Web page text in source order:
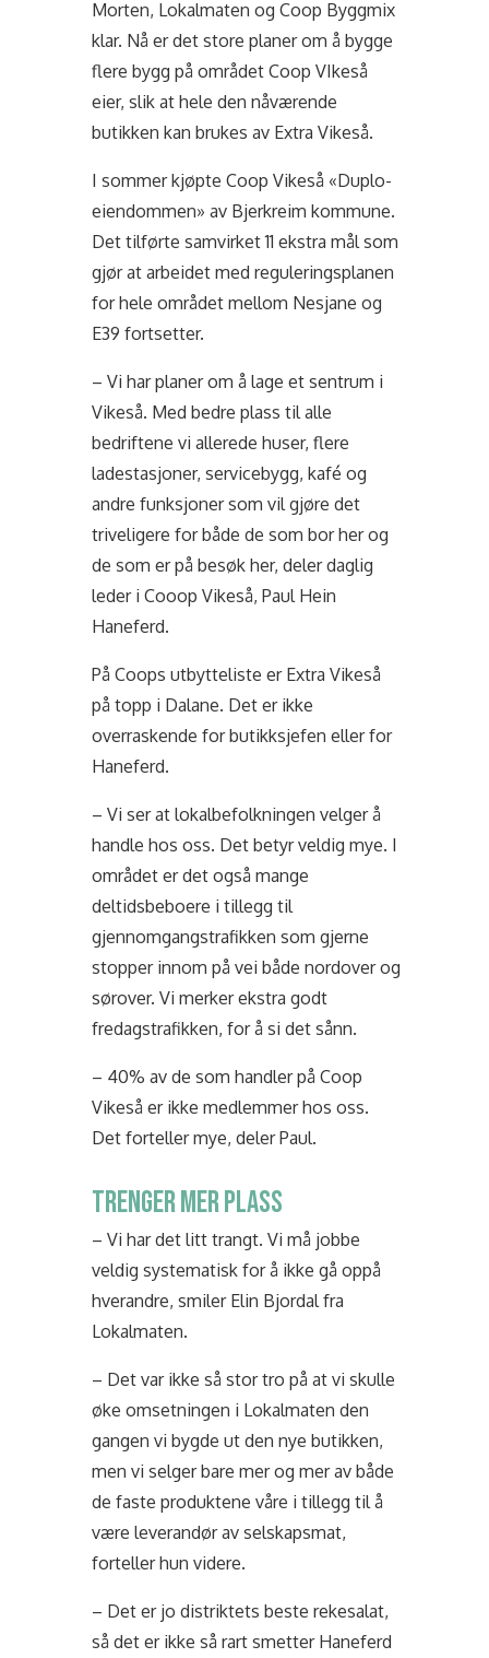
Morten, Lokalmaten og Coop Byggmix
klar. Nå er det store planer om å bygge
flere bygg på området Coop VIkeså
eier, slik at hele den nåværende
butikken kan brukes av Extra Vikeså.
I sommer kjøpte Coop Vikeså «Duplo-
eiendommen» av Bjerkreim kommune.
Det tilførte samvirket 11 ekstra mål som
gjør at arbeidet med reguleringsplanen
for hele området mellom Nesjane og
E39 fortsetter.
– Vi har planer om å lage et sentrum i
Vikeså. Med bedre plass til alle
bedriftene vi allerede huser, flere
ladestasjoner, servicebygg, kafé og
andre funksjoner som vil gjøre det
triveligere for både de som bor her og
de som er på besøk her, deler daglig
leder i Cooop Vikeså, Paul Hein
Haneferd.
På Coops utbytteliste er Extra Vikeså
på topp i Dalane. Det er ikke
overraskende for butikksjefen eller for
Haneferd.
– Vi ser at lokalbefolkningen velger å
handle hos oss. Det betyr veldig mye. I
området er det også mange
deltidsbeboere i tillegg til
gjennomgangstrafikken som gjerne
stopper innom på vei både nordover og
sørover. Vi merker ekstra godt
fredagstrafikken, for å si det sånn.
– 40% av de som handler på Coop
Vikeså er ikke medlemmer hos oss.
Det forteller mye, deler Paul.
TRENGER MER PLASS
– Vi har det litt trangt. Vi må jobbe
veldig systematisk for å ikke gå oppå
hverandre, smiler Elin Bjordal fra
Lokalmaten.
– Det var ikke så stor tro på at vi skulle
øke omsetningen i Lokalmaten den
gangen vi bygde ut den nye butikken,
men vi selger bare mer og mer av både
de faste produktene våre i tillegg til å
være leverandør av selskapsmat,
forteller hun videre.
– Det er jo distriktets beste rekesalat,
så det er ikke så rart smetter Haneferd